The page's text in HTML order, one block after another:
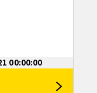
00:00:00